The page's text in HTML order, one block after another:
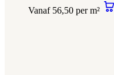
Vanaf 56,50 per m²